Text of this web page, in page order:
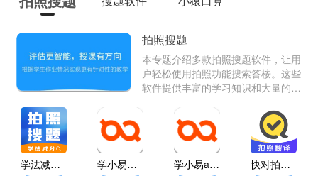
拍照搜题
本专题介绍多款拍照搜题软件，让用
户轻松使用拍照功能搜索答桉。这些
软件提供丰富的学习知识和大量的题
查找答桉。此外，还有名师讲座供用
户参考。
学法减分快
学小易免费版
学小易app拍照搜题
快对拍照搜题